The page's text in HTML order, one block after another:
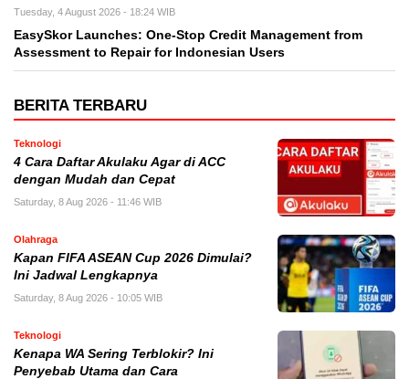
Tuesday, 4 August 2026 - 18:24 WIB
EasySkor Launches: One-Stop Credit Management from
Assessment to Repair for Indonesian Users
BERITA TERBARU
Teknologi
4 Cara Daftar Akulaku Agar di ACC
dengan Mudah dan Cepat
Saturday, 8 Aug 2026 - 11:46 WIB
Olahraga
Kapan FIFA ASEAN Cup 2026 Dimulai?
Ini Jadwal Lengkapnya
Saturday, 8 Aug 2026 - 10:05 WIB
Teknologi
Kenapa WA Sering Terblokir? Ini
Penyebab Utama dan Cara